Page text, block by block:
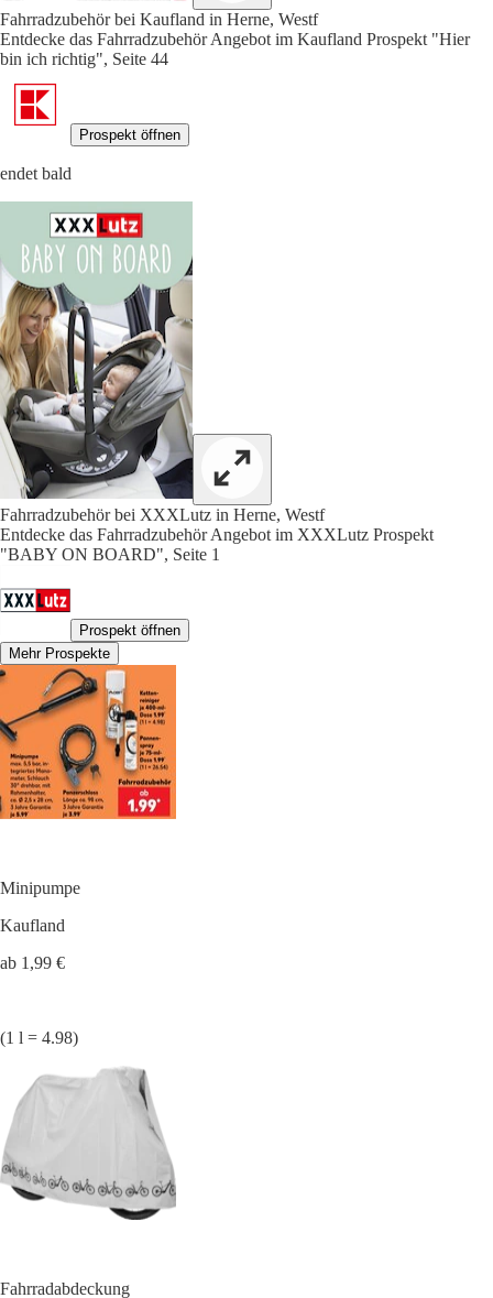
Fahrradzubehör bei Kaufland in Herne, Westf
Entdecke das Fahrradzubehör Angebot im Kaufland Prospekt "Hier
bin ich richtig", Seite 44
Prospekt öffnen
endet bald
Fahrradzubehör bei XXXLutz in Herne, Westf
Entdecke das Fahrradzubehör Angebot im XXXLutz Prospekt
"BABY ON BOARD", Seite 1
Prospekt öffnen
Mehr Prospekte
Minipumpe
Kaufland
ab 1,99 €
(1 l = 4.98)
Fahrradabdeckung